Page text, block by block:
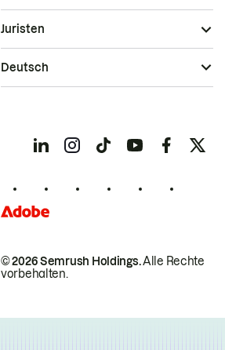
© 2026 Semrush Holdings.Alle Rechte
vorbehalten.
Juristen
Deutsch